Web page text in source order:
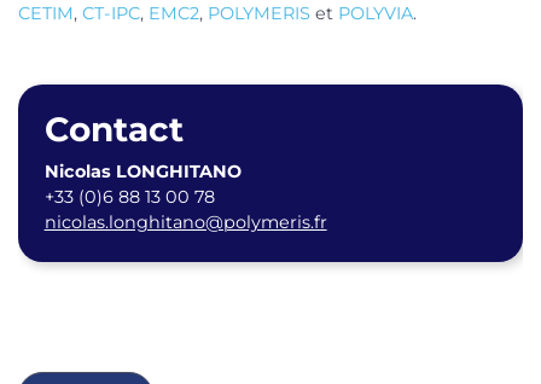
CETIM, CT-IPC, EMC2, POLYMERIS et POLYVIA.
Contact
Nicolas LONGHITANO
+33 (0)6 88 13 00 78
nicolas.longhitano@polymeris.fr